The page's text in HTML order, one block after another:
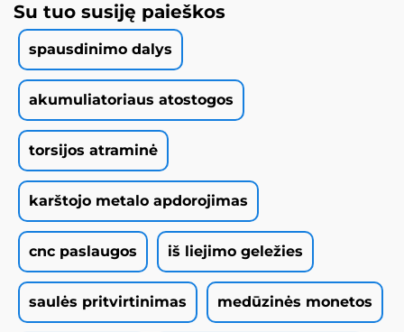
Su tuo susiję paieškos
spausdinimo dalys
akumuliatoriaus atostogos
torsijos atraminė
karštojo metalo apdorojimas
cnc paslaugos iš liejimo geležies
saulės pritvirtinimas medūzinės monetos